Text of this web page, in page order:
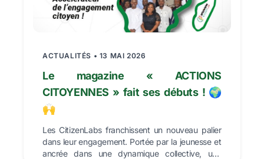
ACTUALITÉS • 13 MAI 2026
Le magazine « ACTIONS
CITOYENNES » fait ses débuts ! 🌍
🙌
Les CitizenLabs franchissent un nouveau palier
dans leur engagement. Portée par la jeunesse et
ancrée dans une dynamique collective, une